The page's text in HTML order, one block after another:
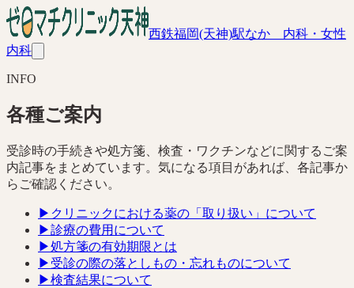
西鉄福岡(天神)駅なか 内科・女性
内科
INFO
各種ご案内
受診時の手続きや処方箋、検査・ワクチンなどに関するご案
内記事をまとめています。気になる項目があれば、各記事か
らご確認ください。
▶ クリニックにおける薬の「取り扱い」について
▶診療の費用について
▶処方箋の有効期限とは
▶ 受診の際の落としもの・忘れものについて
▶検査結果について